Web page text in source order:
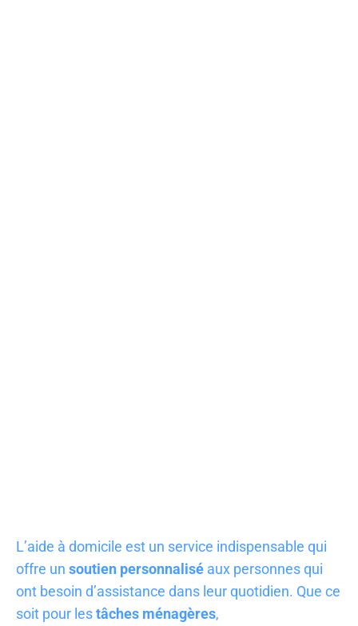
L’aide à domicile est un service indispensable qui
offre un soutien personnalisé aux personnes qui
ont besoin d’assistance dans leur quotidien. Que ce
soit pour lestâches ménagères,